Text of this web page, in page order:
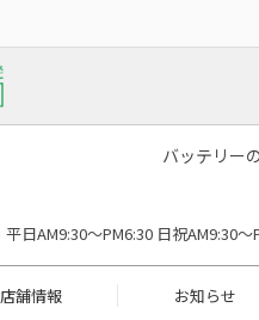
バッテリー
平日AM9:30～PM6:30 日祝AM9:30
店舗情報 お知らせ